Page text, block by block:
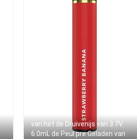
van het de Druivenijs van 3.7V
6.0mL de Peul pre Geladen van